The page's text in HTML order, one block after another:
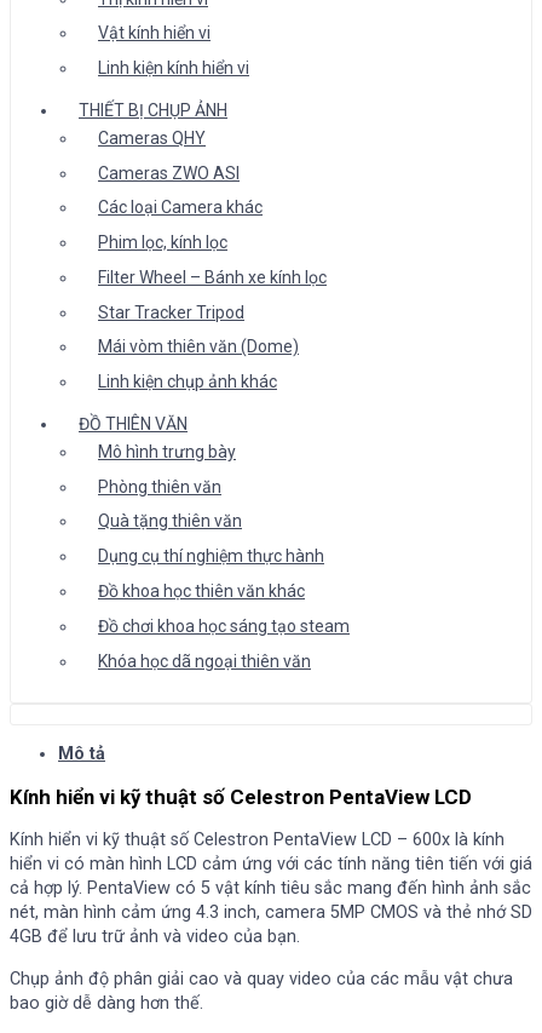
Vật kính hiển vi
Linh kiện kính hiển vi
THIẾT BỊ CHỤP ẢNH
Cameras QHY
Cameras ZWO ASI
Các loại Camera khác
Phim lọc, kính lọc
Filter Wheel – Bánh xe kính lọc
Star Tracker Tripod
Mái vòm thiên văn (Dome)
Linh kiện chụp ảnh khác
ĐỒ THIÊN VĂN
Mô hình trưng bày
Phòng thiên văn
Quà tặng thiên văn
Dụng cụ thí nghiệm thực hành
Đồ khoa học thiên văn khác
Đồ chơi khoa học sáng tạo steam
Khóa học dã ngoại thiên văn
Mô tả
Kính hiển vi kỹ thuật số Celestron PentaView LCD
Kính hiển vi kỹ thuật số Celestron PentaView LCD – 600x là kính
hiển vi có màn hình LCD cảm ứng với các tính năng tiên tiến với giá
cả hợp lý. PentaView có 5 vật kính tiêu sắc mang đến hình ảnh sắc
nét, màn hình cảm ứng 4.3 inch, camera 5MP CMOS và thẻ nhớ SD
4GB để lưu trữ ảnh và video của bạn.
Chụp ảnh độ phân giải cao và quay video của các mẫu vật chưa
bao giờ dễ dàng hơn thế.